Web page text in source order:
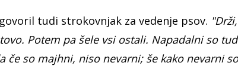
tudi strokovnjak za vedenje psov.
Potem pa šele vsi ostali. Napadalni so
če so majhni, niso nevarni; še kako nevarni